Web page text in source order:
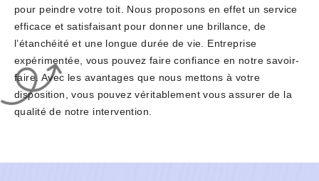
pour peindre votre toit. Nous proposons en effet un service
efficace et satisfaisant pour donner une brillance, de
l’étanchéité et une longue durée de vie. Entreprise
expérimentée, vous pouvez faire confiance en notre savoir-
faire. Avec les avantages que nous mettons à votre
disposition, vous pouvez véritablement vous assurer de la
qualité de notre intervention.